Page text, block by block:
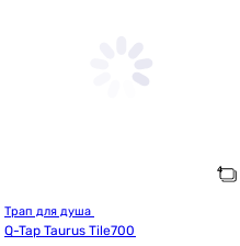
Q-Tap Taurus Tile700